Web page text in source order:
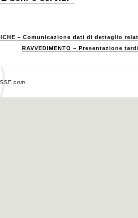
– Comunicazione dati di dettaglio
RAVVEDIMENTO – Presentazione